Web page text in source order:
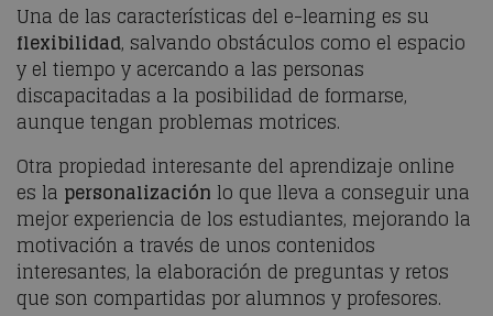
Una de las características del e-learning es su
flexibilidad, salvando obstáculos como el espacio
y el tiempo y acercando a las personas
discapacitadas a la posibilidad de formarse,
aunque tengan problemas motrices.
Otra propiedad interesante del aprendizaje online
es la personalización lo que lleva a conseguir una
mejor experiencia de los estudiantes, mejorando la
motivación a través de unos contenidos
interesantes, la elaboración de preguntas y retos
que son compartidas por alumnos y profesores.